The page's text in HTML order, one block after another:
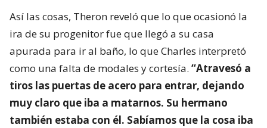
Así las cosas, Theron reveló que lo que ocasionó la
ira de su progenitor fue que llegó a su casa
apurada para ir al baño, lo que Charles interpretó
como una falta de modales y cortesía. “Atravesó a
tiros las puertas de acero para entrar, dejando
muy claro que iba a matarnos. Su hermano
también estaba con él. Sabíamos que la cosa iba